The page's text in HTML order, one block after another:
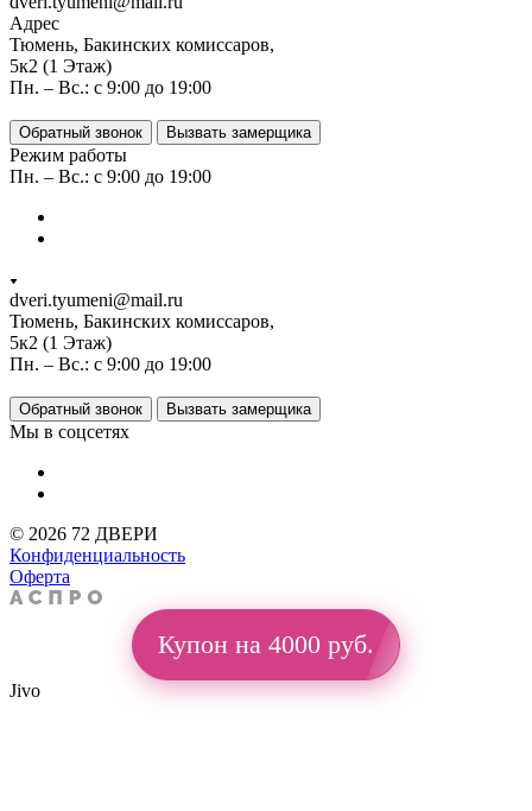
Адрес
Тюмень, Бакинских комиссаров,
5к2 (1 Этаж)
Пн. – Вс.: с 9:00 до 19:00
Обратный звонок Вызвать замерщика
Режим работы
Пн. – Вс.: с 9:00 до 19:00
dveri.tyumeni@mail.ru
Тюмень, Бакинских комиссаров,
5к2 (1 Этаж)
Пн. – Вс.: с 9:00 до 19:00
Обратный звонок Вызвать замерщика
Мы в соцсетях
© 2026 72 ДВЕРИ
Конфиденциальность
Оферта
Купон на 4000 руб.
Jivo